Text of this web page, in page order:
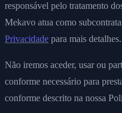
responsável pelo tratamento
Mekavo atua como
Privacidade para mais detalhes.
Não iremos aceder, usar ou
conforme necessário para
conforme descrito na nossa